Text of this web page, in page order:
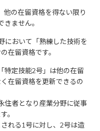
他の在留資格を得ない限り
ません。
において「熟練した技術を
在留資格です。
特定技能2号」は他の在留
在留資格を更新できるの
住者となり産業分野に従事
。
れる1号に対し、2号は造